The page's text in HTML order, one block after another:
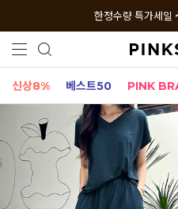
한정수량 특가세일
신상8% 베스트50 PINK